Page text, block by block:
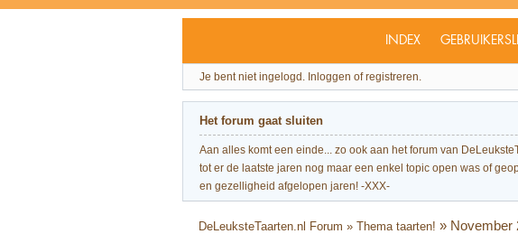
INDEX
Je bent niet ingelogd. Inloggen of registreren.
Het forum gaat sluiten
Aan alles komt een einde... zo ook aan het forum van
tot er de laatste jaren nog maar een enkel topic open was of
en gezelligheid afgelopen jaren! -XXX-
DeLeuksteTaarten.nl Forum »Thema taarten! » November